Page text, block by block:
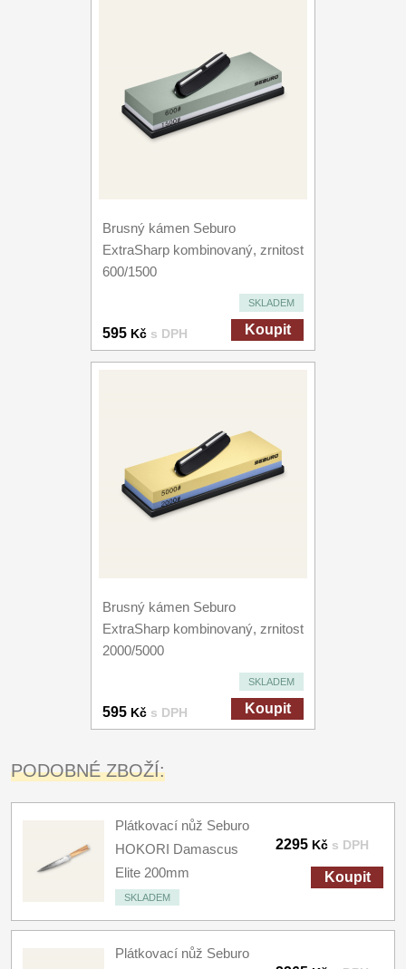
Brusný kámen Seburo
ExtraSharp kombinovaný, zrnitost
600/1500
SKLADEM
595 Kč s DPH Koupit
Brusný kámen Seburo
ExtraSharp kombinovaný, zrnitost
2000/5000
SKLADEM
595 Kč s DPH Koupit
PODOBNÉ ZBOŽÍ:
Plátkovací nůž Seburo
HOKORI Damascus
Elite 200mm
SKLADEM
2295 Kč s DPH
Koupit
Plátkovací nůž Seburo